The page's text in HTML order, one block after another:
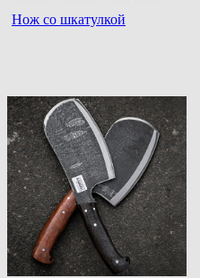
Нож со шкатулкой